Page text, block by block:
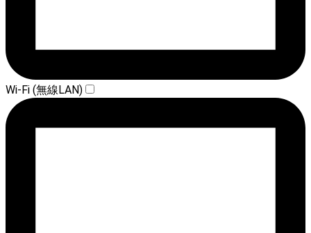
Wi-Fi (無線LAN)